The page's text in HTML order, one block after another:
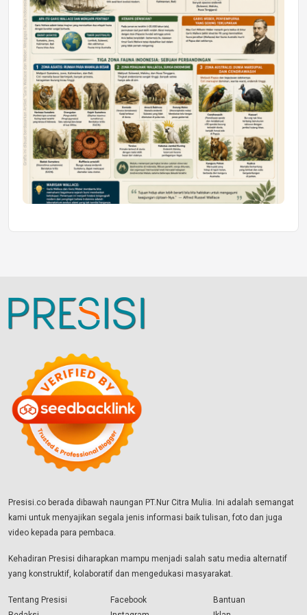
Presisi.co berada dibawah naungan PT.Nur Citra Mulia. Ini adalah semangat
kami untuk menyajikan segala jenis informasi baik tulisan, foto dan juga
video kepada para pembaca.
Kehadiran Presisi diharapkan mampu menjadi salah satu media alternatif
yang konstruktif, kolaboratif dan mengedukasi masyarakat.
Tentang Presisi
Facebook
Bantuan